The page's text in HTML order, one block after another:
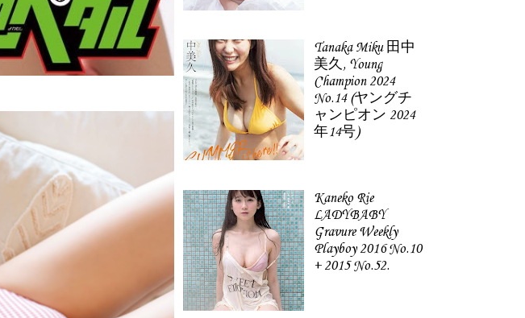
Tanaka Miku 田中
美久, Young
Champion 2024
No.14 (ヤングチ
ャンピオン 2024
年14号)
Kaneko Rie
LADYBABY
Gravure Weekly
Playboy 2016 No.10
+ 2015 No.52.